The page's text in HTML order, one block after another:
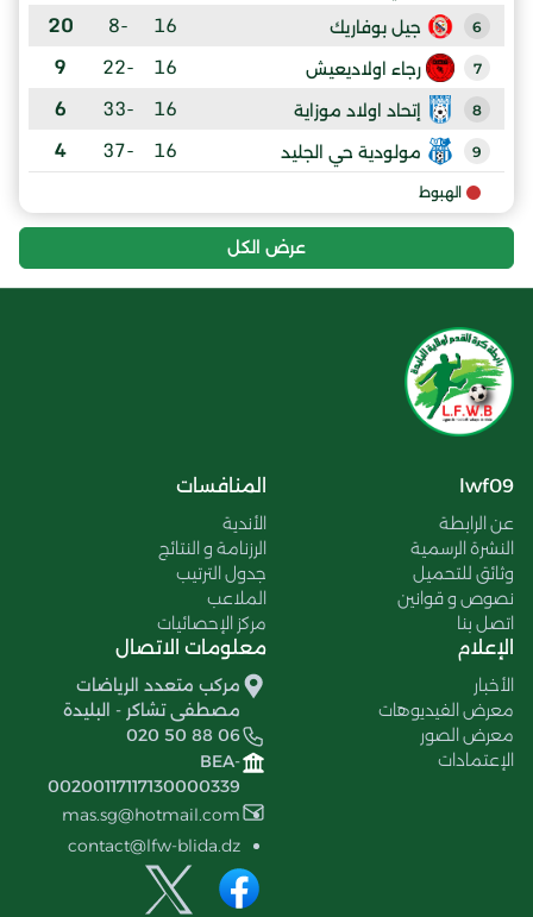
6 جيل بوفاريك 16
-8
20
7 رجاء اولاديعيش 16
-22
9
8 إتحاد اولاد موزاية 16
-33
6
9 مولودية حي الجليد 16
-37
4
الهبوط
عرض الكل
lwf09
عن الرابطة
النشرة الرسمية
وثائق للتحميل
نصوص و قوانين
اتصل بنا
المنافسات
الأندية
الرزنامة و النتائج
جدول الترتيب
الملاعب
مركز الإحصائيات
الإعلام
الأخبار
معرض الفيديوهات
معرض الصور
الإعتمادات
معلومات الاتصال
مركب متعدد الرياضات
مصطفى تشاكر - البليدة
020 50 88 06
BEA-
00200117117130000339
mas.sg@hotmail.com
contact@lfw-blida.dz